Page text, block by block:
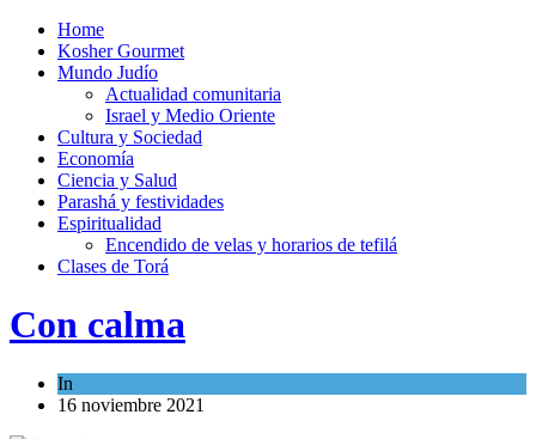
Home
Kosher Gourmet
Mundo Judío
Actualidad comunitaria
Israel y Medio Oriente
Cultura y Sociedad
Economía
Ciencia y Salud
Parashá y festividades
Espiritualidad
Encendido de velas y horarios de tefilá
Clases de Torá
Con calma
In
16 noviembre 2021